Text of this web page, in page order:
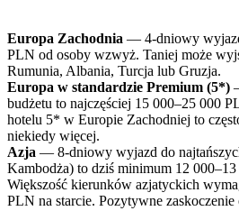
Europa Zachodnia — 4-dniowy
PLN od osoby wzwyż. Taniej może
Rumunia, Albania, Turcja lub Gruzja.
Europa w standardzie Premium (5*)
budżetu to najczęściej 15 000–25 000
hotelu 5* w Europie Zachodniej to
niekiedy więcej.
Azja — 8-dniowy wyjazd do
Kambodża) to dziś minimum 12
Większość kierunków azjatyckich
PLN na starcie. Pozytywne